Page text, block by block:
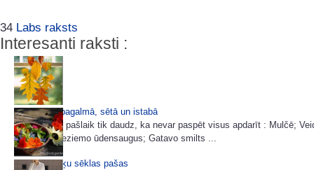
34 Labs raksts
Interesanti raksti :
Miķeļdiena pagalmā, sētā un istabā
Dārzā darbu pašlaik tik daudz, ka nevar paspēt visus apdarīt : Mulčē;
viršu dobi; Ieziemo ūdensaugus; Gatavo smilts ...
Ievācam puķu sēklas pašas